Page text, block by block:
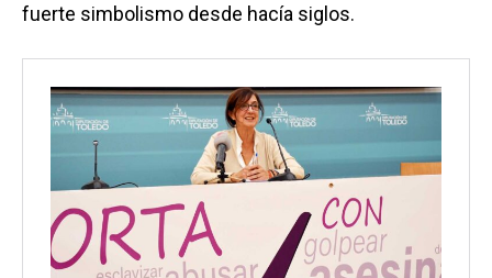
fuerte simbolismo desde hacía siglos.